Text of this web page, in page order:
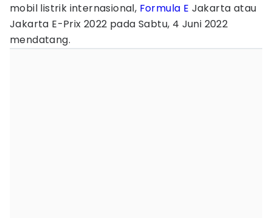
mobil listrik internasional, Formula E Jakarta atau
Jakarta E-Prix 2022 pada Sabtu, 4 Juni 2022
mendatang.